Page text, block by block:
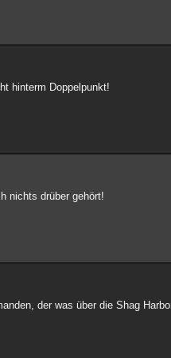
hinterm Doppelpunkt!
nichts drüber gehört!
der was über die Shag